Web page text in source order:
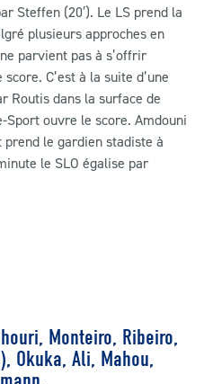
Steffen (20′). Le LS prend la
plusieurs approches en
parvient pas à s’offrir
C’est à la suite d’une
Routis dans la surface de
Sport ouvre le score. Amdouni
le gardien stadiste à
le SLO égalise par
Monteiro, Ribeiro,
Okuka, Ali, Mahou,